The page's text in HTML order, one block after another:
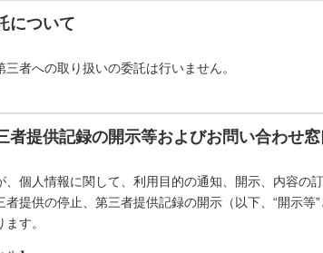
について
者への取り扱いの委託は行いません。
者提供記録の開示等およびお問い合わせ
個人情報に関して、利用目的の通知、開示、内容の
提供の停止、第三者提供記録の開示（以下、“開示等
す。